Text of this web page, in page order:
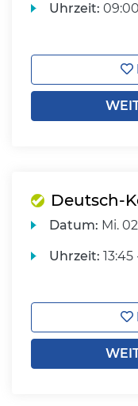
Uhrzeit:
Deutsch-
Datum: Mi.
Uhrzeit: